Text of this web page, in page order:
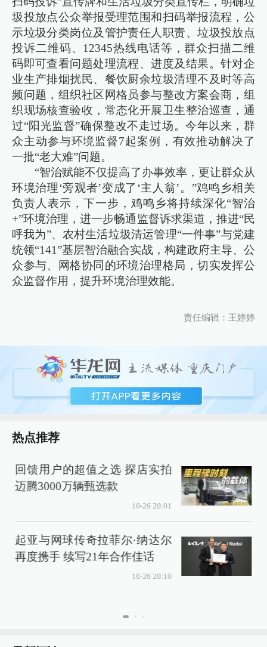
圾投放点公众举报受理范围和扫码举报流程，公
示垃圾分类岗位及管护责任人职责、垃圾投放点
投诉二维码、12345热线电话等，群众扫描二维
码即可查看问题处理流程、进度及结果。针对企
业生产排烟扰民、餐饮厨余垃圾清理不及时等高
频问题，组织社区网格员参与整改方案会商，组
织现场核查验收，常态化开展卫生整治巡查，通
过“阳光监督”确保整改不走过场。今年以来，群
众主动参与环境监督7起案例，有效推动解决了
一批“老大难”问题。
“智治赋能不仅提高了办事效率，更让群众从
环境治理‘旁观者’变成了‘主人翁’。”鸡鸣乡相关
负责人表示，下一步，鸡鸣乡将持续深化“智治
+”环境治理，进一步畅通监督诉求渠道，推进“民
呼我为”、农村生活垃圾清运管理“一件事”与党建
统领“141”基层智治融合实战，构建政府主导、公
众参与、网格协同的环境治理格局，切实发挥公
众监督作用，提升环境治理效能。
责任编辑：王婷婷
热点推荐
回馈用户的超值之选 探店实拍
迈腾3000万辆甄选款
10-26 20:01
起亚与网球传奇拉菲尔·纳达尔
再度携手 续写21年合作佳话
10-26 20:10